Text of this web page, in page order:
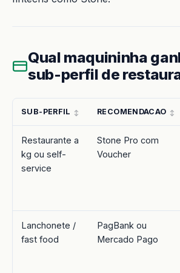
Qual maquininha
sub-perfil de
SUB-PERFIL RECOMENDACAO
Restaurante a
kg ou self-
service
Stone Pro com
Voucher
Lanchonete /
fast food
PagBank ou
Mercado Pago